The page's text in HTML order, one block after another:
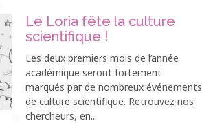
Le Loria fête la culture
scientifique !
Les deux premiers mois de l’année
académique seront fortement
marqués par de nombreux événements
de culture scientifique. Retrouvez nos
chercheurs, en...